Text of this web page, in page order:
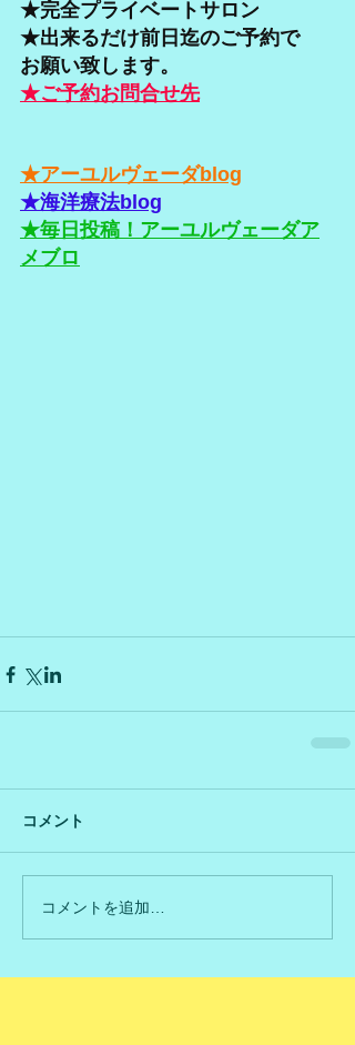
★完全プライベートサロン
★出来るだけ前日迄のご予約で
お願い致します。
★ご予約お問合せ先
★アーユルヴェーダblog
★海洋療法blog
★毎日投稿！アーユルヴェーダア
メブロ
コメント
コメントを追加…